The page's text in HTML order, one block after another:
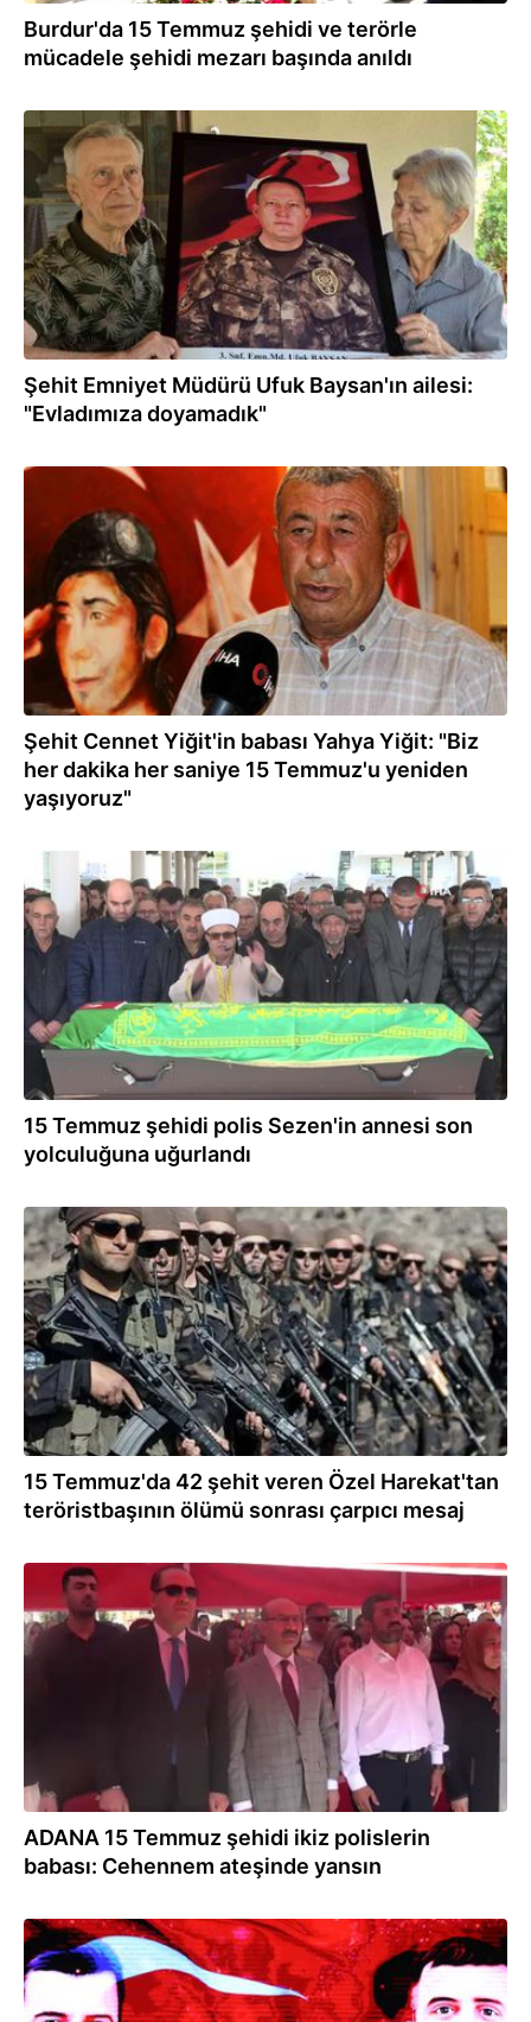
Burdur'da 15 Temmuz şehidi ve terörle
mücadele şehidi mezarı başında anıldı
14.07.2025
Şehit Emniyet Müdürü Ufuk Baysan'ın ailesi:
"Evladımıza doyamadık"
Şehit Cennet Yiğit'in babası Yahya Yiğit: "Biz
her dakika her saniye 15 Temmuz'u yeniden
yaşıyoruz"
20.01.2025
15 Temmuz şehidi polis Sezen'in annesi son
yolculuğuna uğurlandı
22.10.2024
15 Temmuz'da 42 şehit veren Özel Harekat'tan
teröristbaşının ölümü sonrası çarpıcı mesaj
21.10.2024
ADANA 15 Temmuz şehidi ikiz polislerin
babası: Cehennem ateşinde yansın
21.10.2024